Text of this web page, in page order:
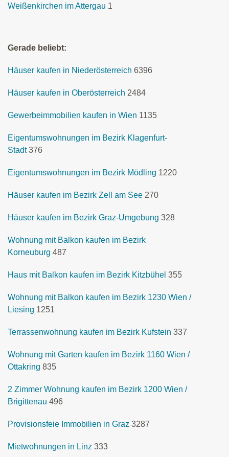
Weißenkirchen im Attergau 1
Gerade beliebt:
Häuser kaufen in Niederösterreich 6396
Häuser kaufen in Oberösterreich 2484
Gewerbeimmobilien kaufen in Wien 1135
Eigentumswohnungen im Bezirk Klagenfurt-
Stadt 376
Eigentumswohnungen im Bezirk Mödling 1220
Häuser kaufen im Bezirk Zell am See 270
Häuser kaufen im Bezirk Graz-Umgebung 328
Wohnung mit Balkon kaufen im Bezirk
Korneuburg 487
Haus mit Balkon kaufen im Bezirk Kitzbühel 355
Wohnung mit Balkon kaufen im Bezirk 1230 Wien /
Liesing 1251
Terrassenwohnung kaufen im Bezirk Kufstein 337
Wohnung mit Garten kaufen im Bezirk 1160 Wien /
Ottakring 835
2 Zimmer Wohnung kaufen im Bezirk 1200 Wien /
Brigittenau 496
Provisionsfeie Immobilien in Graz 3287
Mietwohnungen in Linz 333